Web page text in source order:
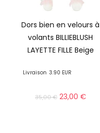
Dors bien en velours à
volants BILLIEBLUSH
LAYETTE FILLE Beige
Livraison 3.90 EUR
35,00€ 23,00 €